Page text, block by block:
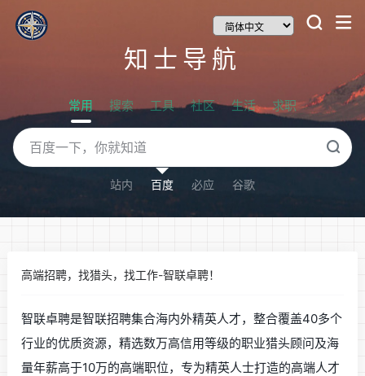
知士导航
常用 搜索 工具 社区 生活 求职
站内 百度 必应 谷歌
高端招聘，找猎头，找工作-智联卓聘！
智联卓聘是智联招聘集合海内外精英人才，整合覆盖40多个
行业的优质资源，精选数万高信用等级的职业猎头顾问及海
量年薪高于10万的高端职位，专为精英人士打造的高端人才